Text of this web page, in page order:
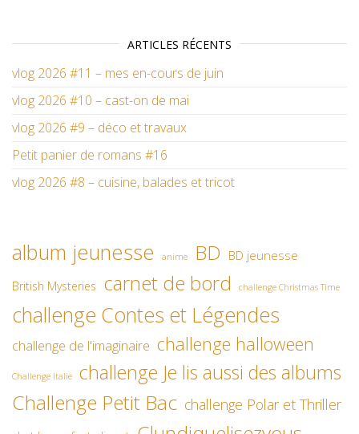
ARTICLES RÉCENTS
vlog 2026 #11 – mes en-cours de juin
vlog 2026 #10 – cast-on de mai
vlog 2026 #9 – déco et travaux
Petit panier de romans #16
vlog 2026 #8 – cuisine, balades et tricot
album jeunesse anime BD BD jeunesse
British Mysteries carnet de bord challenge Christmas Time
challenge Contes et Légendes
challenge de l'imaginaire challenge halloween
Challenge Italie challenge Je lis aussi des albums
Challenge Petit Bac challenge Polar et Thriller